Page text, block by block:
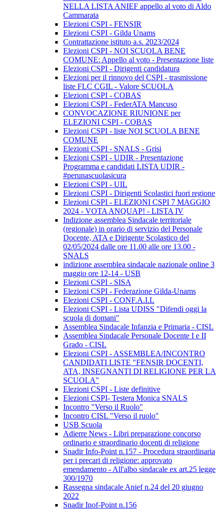
NELLA LISTA ANIEF appello al voto di Aldo
Cammarata
Elezioni CSPI - FENSIR
Elezioni CSPI - Gilda Unams
Contrattazione istituto a.s. 2023/2024
Elezioni CSPI - NOI SCUOLA BENE
COMUNE: Appello al voto - Presentazione liste
Elezioni CSPI - Dirigenti candidatura
Elezioni per il rinnovo del CSPI - trasmissione
liste FLC CGIL - Valore SCUOLA
Elezioni CSPI - COBAS
Elezioni CSPI - FederATA Mancuso
CONVOCAZIONE RIUNIONE per
ELEZIONI CSPI - COBAS
Elezioni CSPI - liste NOI SCUOLA BENE
COMUNE
Elezioni CSPI - SNALS - Grisi
Elezioni CSPI - UDIR - Presentazione
Programma e candidati LISTA UDIR -
#perunascuolasicura
Elezioni CSPI - UIL
Elezioni CSPI - Dirigenti Scolastici fuori regione
Elezioni CSPI - ELEZIONI CSPI 7 MAGGIO
2024 - VOTA ANQUAP! - LISTA IV
Indizione assemblea Sindacale territoriale
(regionale) in orario di servizio del Personale
Docente, ATA e Dirigente Scolastico del
02/05/2024 dalle ore 11.00 alle ore 13.00 -
SNALS
indizione assemblea sindacale nazionale online 3
maggio ore 12-14 - USB
Elezioni CSPI - SISA
Elezioni CSPI - Federazione Gilda-Unams
Elezioni CSPI - CONF.A.I.L
Elezioni CSPI - Lista UDISS "Difendi oggi la
scuola di domani"
Assemblea Sindacale Infanzia e Primaria - CISL
Assemblea Sindacale Personale Docente I e II
Grado - CISL
Elezioni CSPI - ASSEMBLEA/INCONTRO
CANDIDATI LISTE "FENSIR DOCENTI,
ATA, INSEGNANTI DI RELIGIONE PER LA
SCUOLA"
Elezioni CSPI - Liste definitive
Elezioni CSPI- Testera Monica SNALS
Incontro "Verso il Ruolo"
Incontro CISL "Verso il ruolo"
USB Scuola
Adierre News - Libri preparazione concorso
ordinario e straordinario docenti di religione
Snadir Info-Point n.157 - Procedura straordinaria
per i precari di religione: approvato
emendamento - All'albo sindacale ex art.25 legge
300/1970
Rassegna sindacale Anief n.24 del 20 giugno
2022
Snadir Inof-Point n.156